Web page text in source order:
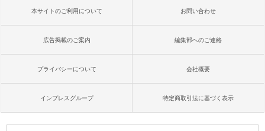
本サイトのご利用について お問い合わせ
広告掲載のご案内 編集部へのご連絡
プライバシーについて 会社概要
インプレスグループ 特定商取引法に基づく表示